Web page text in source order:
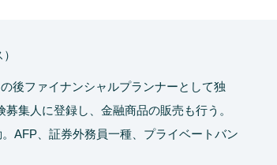
後ファイナンシャルプランナーとして独
集人に登録し、金融商品の販売も行う。
AFP、証券外務員一種、プライベートバン